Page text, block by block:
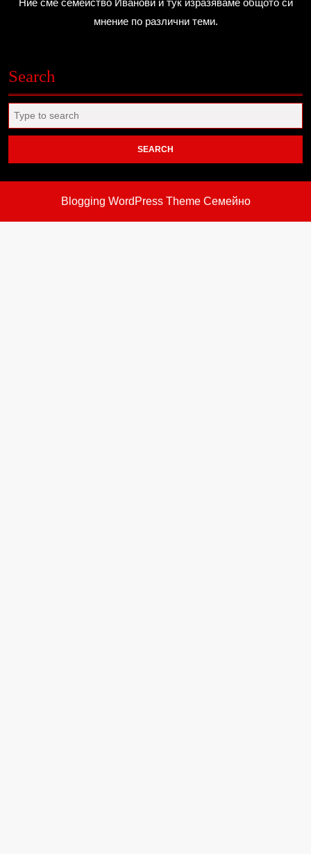
Ние сме семейство Иванови и тук изразяваме общото си
мнение по различни теми.
Search
for:
Blogging WordPress ThemeСемейно